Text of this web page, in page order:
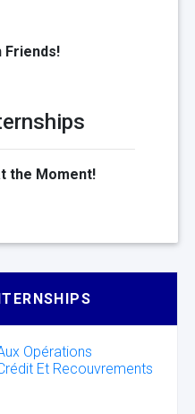
Friends!
the Moment!
Opérations
Et Recouvrements